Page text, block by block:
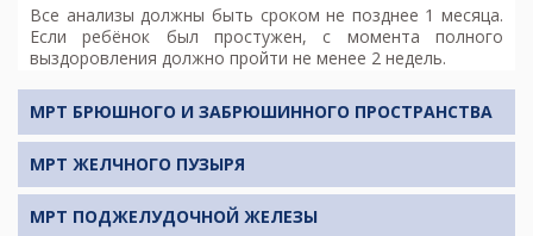
Все анализы должны быть сроком не позднее 1 месяца.
Если ребёнок был простужен, с момента полного
выздоровления должно пройти не менее 2 недель.
МРТ БРЮШНОГО И ЗАБРЮШИННОГО ПРОСТРАНСТВА
МРТ ЖЕЛЧНОГО ПУЗЫРЯ
МРТ ПОДЖЕЛУДОЧНОЙ ЖЕЛЕЗЫ